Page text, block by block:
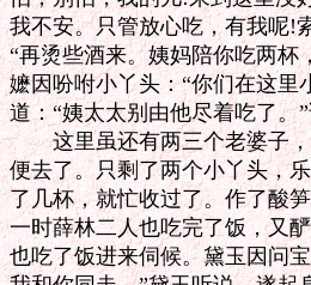
我不安。只管放心吃，有我呢!
“再烫些酒来。姨妈陪你吃两杯
嬷因吩咐小丫头：“你们在这里
道：“姨太太别由他尽着吃了。
这里虽还有两三个老婆子，
便去了。只剩了两个小丫头，
了几杯，就忙收过了。作了酸
一时薛林二人也吃完了饭，又
也吃了饭进来伺候。黛玉因问